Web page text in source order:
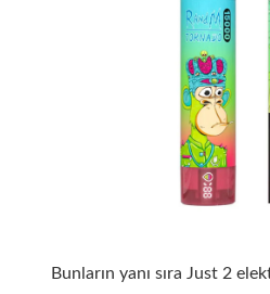
Bunların yanı sıra Just 2